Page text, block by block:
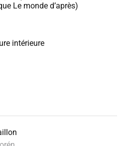
Le monde d’après)
intérieure